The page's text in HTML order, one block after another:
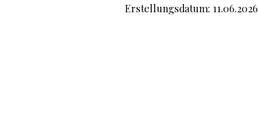
Erstellungsdatum: 11.06.2026